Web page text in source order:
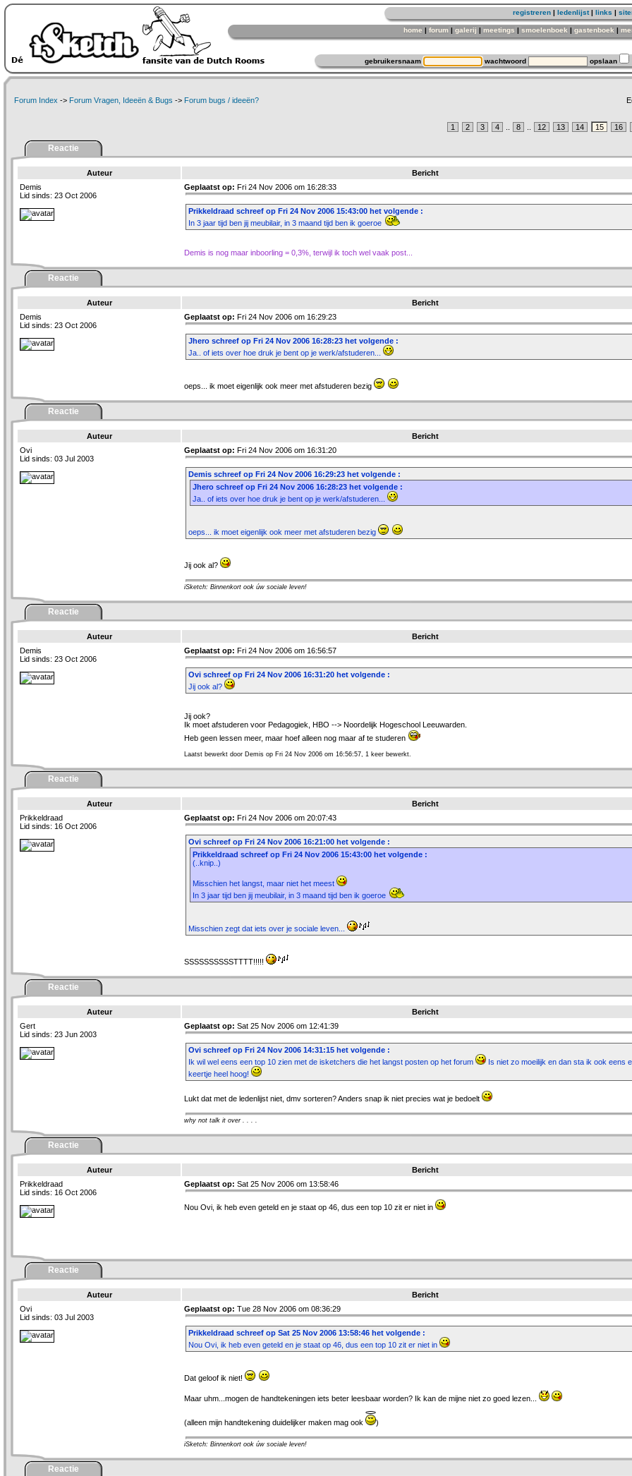
registreren | ledenlijst| links |
home | forum | galerij | meetings | smoelenboek | gastenboek |
gebruikersnaam wachtwoord opslaan
Forum Index -> Forum Vragen, Ideeën & Bugs -> Forum bugs / ideeën?
1 2 3 4 8 12 13 14 15 16
Reactie
Auteur
Bericht
Demis
Lid sinds: 23 Oct 2006
Geplaatst op: Fri 24 Nov 2006 om 16:28:33
Prikkeldraad schreef op Fri 24 Nov 2006 15:43:00 het volgende :
In 3 jaar tijd ben jij meubilair, in 3 maand tijd ben ik goeroe
Demis is nog maar inboorling = 0,3%, terwijl ik toch wel vaak post...
Reactie
Auteur
Bericht
Demis
Lid sinds: 23 Oct 2006
Geplaatst op: Fri 24 Nov 2006 om 16:29:23
Jhero schreef op Fri 24 Nov 2006 16:28:23 het volgende :
Ja.. of iets over hoe druk je bent op je werk/afstuderen...
oeps... ik moet eigenlijk ook meer met afstuderen bezig
Reactie
Auteur
Bericht
Ovi
Lid sinds: 03 Jul 2003
Geplaatst op: Fri 24 Nov 2006 om 16:31:20
Demis schreef op Fri 24 Nov 2006 16:29:23 het volgende :
Jhero schreef op Fri 24 Nov 2006 16:28:23 het volgende :
Ja.. of iets over hoe druk je bent op je werk/afstuderen...
oeps... ik moet eigenlijk ook meer met afstuderen bezig
Jij ook al?
iSketch: Binnenkort ook úw sociale leven!
Reactie
Auteur
Bericht
Demis
Lid sinds: 23 Oct 2006
Geplaatst op: Fri 24 Nov 2006 om 16:56:57
Ovi schreef op Fri 24 Nov 2006 16:31:20 het volgende :
Jij ook al?
Jij ook?
Ik moet afstuderen voor Pedagogiek, HBO --> Noordelijk Hogeschool Leeuwarden.
Heb geen lessen meer, maar hoef alleen nog maar af te studeren
Laatst bewerkt door Demis op Fri 24 Nov 2006 om 16:56:57, 1 keer bewerkt.
Reactie
Auteur
Bericht
Prikkeldraad
Lid sinds: 16 Oct 2006
Geplaatst op: Fri 24 Nov 2006 om 20:07:43
Ovi schreef op Fri 24 Nov 2006 16:21:00 het volgende :
Prikkeldraad schreef op Fri 24 Nov 2006 15:43:00 het volgende :
(..knip..)
Misschien het langst, maar niet het meest
In 3 jaar tijd ben jij meubilair, in 3 maand tijd ben ik goeroe
Misschien zegt dat iets over je sociale leven...
SSSSSSSSSSTTTT!!!!!
Reactie
Auteur
Bericht
Gert
Lid sinds: 23 Jun 2003
Geplaatst op: Sat 25 Nov 2006 om 12:41:39
Ovi schreef op Fri 24 Nov 2006 14:31:15 het volgende :
Ik wil wel eens een top 10 zien met de isketchers die het langst posten op het forum
Is niet zo moeilijk en dan sta ik ook eens
keertje heel hoog!
Lukt dat met de ledenlijst niet, dmv sorteren? Anders snap ik niet precies wat je bedoelt
why not talk it over . . . .
Reactie
Auteur
Bericht
Prikkeldraad
Lid sinds: 16 Oct 2006
Geplaatst op: Sat 25 Nov 2006 om 13:58:46
Nou Ovi, ik heb even geteld en je staat op 46, dus een top 10 zit er niet in
Reactie
Auteur
Bericht
Ovi
Lid sinds: 03 Jul 2003
Geplaatst op: Tue 28 Nov 2006 om 08:36:29
Prikkeldraad schreef op Sat 25 Nov 2006 13:58:46 het volgende :
Nou Ovi, ik heb even geteld en je staat op 46, dus een top 10 zit er niet in
Dat geloof ik niet!
Maar uhm...mogen de handtekeningen iets beter leesbaar worden? Ik kan de mijne niet zo goed lezen...
(alleen mijn handtekening duidelijker maken mag ook )
iSketch: Binnenkort ook úw sociale leven!
Reactie